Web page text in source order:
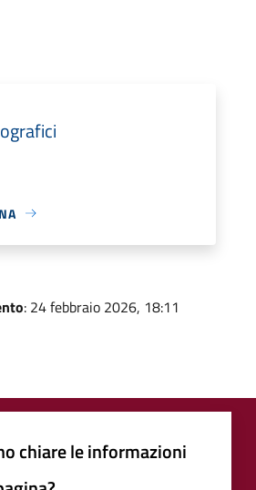
: 24 febbraio 2026, 18:11
chiare le informazioni